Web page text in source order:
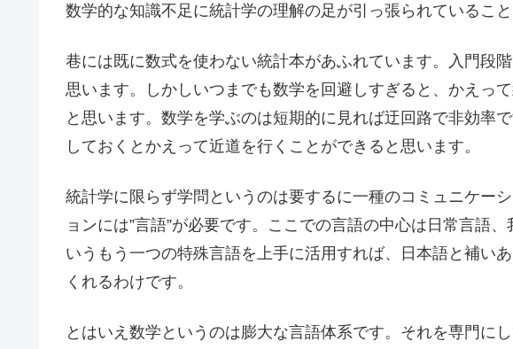
数学的な知識不足に統計学の理解の足が引っ張られているこ
巷には既に数式を使わない統計本があふれています。入門段
思います。しかしいつまでも数学を回避しすぎると、かえっ
と思います。数学を学ぶのは短期的に見れば迂回路で非効率
しておくとかえって近道を行くことができると思います。
統計学に限らず学問というのは要するに一種のコミュニケー
ョンには”言語”が必要です。ここでの言語の中心は日常言語
いうもう一つの特殊言語を上手に活用すれば、日本語と補い
くれるわけです。
とはいえ数学というのは膨大な言語体系です。それを専門に